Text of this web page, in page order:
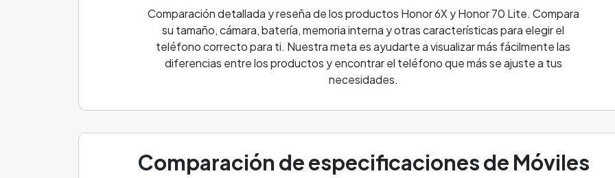
Comparación detallada y reseña de los productos Honor 6X y Honor 70 Lite. Compara
su tamaño, cámara, batería, memoria interna y otras características para elegir el
teléfono correcto para ti. Nuestra meta es ayudarte a visualizar más fácilmente las
diferencias entre los productos y encontrar el teléfono que más se ajuste a tus
necesidades.
Comparación de especificaciones de Móviles